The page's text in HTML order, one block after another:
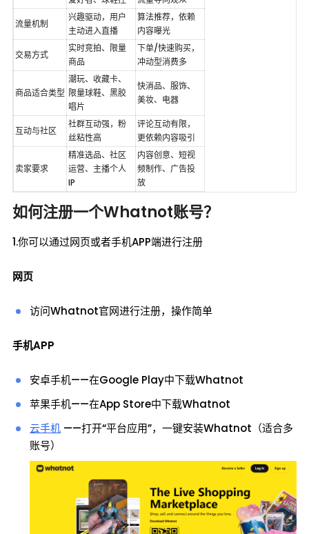
流量机制
兴趣驱动，用户
主动进入直播
算法推荐，依赖
内容曝光
交易方式
实时竞拍、限量
商品
下单/快速购买，
冲动型消费多
商品适合类型
潮玩、收藏卡、
限量球鞋、黑胶
唱片
快消品、服饰、
美妆、电器
互动与社区
社群互动强，粉
丝粘性高
评论互动有限，
更依赖内容吸引
卖家要求
精准选品、社区
运营、主播个人
IP
内容创意、短视
频制作、广告投
放
如何注册一个Whatnot账号？
1.你可以通过网页或者手机APP端进行注册
网页
访问Whatnot官网进行注册，操作简单
手机APP
安卓手机——在Google Play中下载Whatnot
苹果手机——在App Store中下载Whatnot
云手机 ——打开“平台应用”，一键安装Whatnot（适合多
账号）